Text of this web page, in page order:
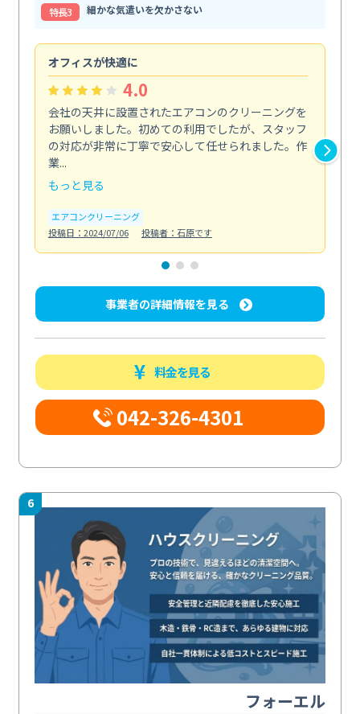
特⻑3
細かな気遣いを欠かさない
オフィスが快適に
4.0
会社の天井に設置されたエアコンのクリーニングを
お願いしました。初めての利用でしたが、スタッフ
の対応が非常に丁寧で安心して任せられました。作
業...
もっと見る
エアコンクリーニング
投稿日：2024/07/06
投稿者：石原です
事業者の詳細情報を見る
料金を見る
042-326-4301
6
フォーエル